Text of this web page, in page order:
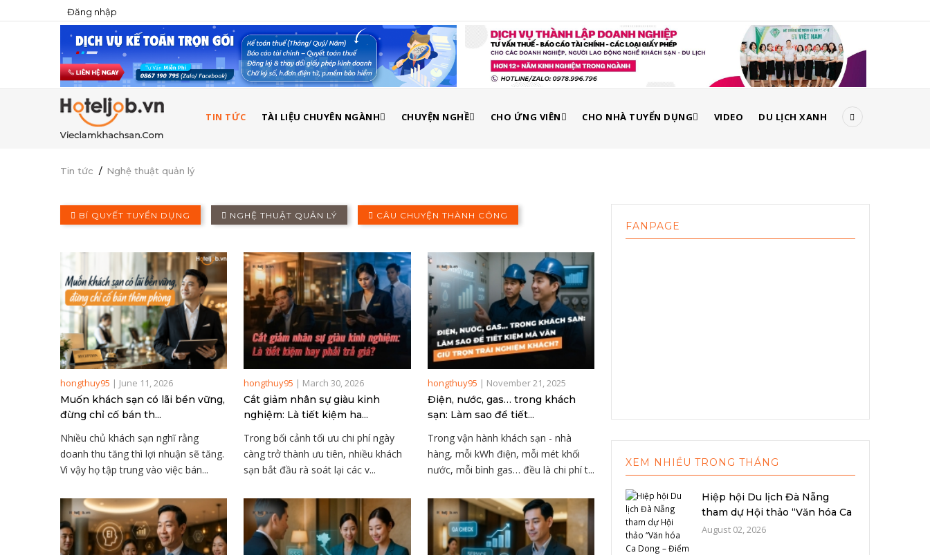
USER
ACCOUNT
MENU
Đăng nhập
NAVIGATION
TIN TỨC TÀI LIỆU CHUYÊN NGÀNH CHUYỆN NGHỀ CHO ỨNG VIÊN CHO NHÀ TUYỂN DỤNG VIDEO DU LỊCH XANH
Tin tức / Nghệ thuật quản lý
BÍ QUYẾT TUYỂN DỤNG NGHỆ THUẬT QUẢN LÝ CÂU CHUYỆN THÀNH CÔNG
hongthuy95 | June 11, 2026
Muốn khách sạn có lãi bền vững,
đừng chỉ cố bán th...
Nhiều chủ khách sạn nghĩ rằng
doanh thu tăng thì lợi nhuận sẽ tăng.
Vì vậy họ tập trung vào việc bán...
hongthuy95 | March 30, 2026
Cắt giảm nhân sự giàu kinh
nghiệm: Là tiết kiệm ha...
Trong bối cảnh tối ưu chi phí ngày
càng trở thành ưu tiên, nhiều khách
sạn bắt đầu rà soát lại các v...
hongthuy95 | November 21, 2025
Điện, nước, gas… trong khách
sạn: Làm sao để tiết...
Trong vận hành khách sạn - nhà
hàng, mỗi kWh điện, mỗi mét khối
nước, mỗi bình gas… đều là chi phí t...
FANPAGE
XEM NHIỀU TRONG THÁNG
Hiệp hội Du lịch Đà Nẵng
tham dự Hội thảo “Văn hóa Ca
Dong –...
August 02, 2026